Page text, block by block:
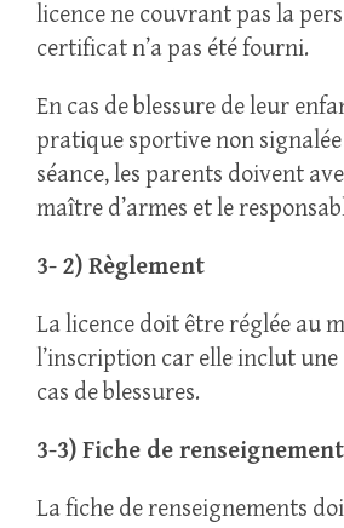
licence ne couvrant pas la
certificat n’a pas été fourni.
En cas de blessure de leur
pratique sportive non
séance, les parents doivent
maître d’armes et le
3- 2) Règlement
La licence doit être réglée au
l’inscription car elle inclut une
cas de blessures.
3-3) Fiche de
La fiche de renseignements